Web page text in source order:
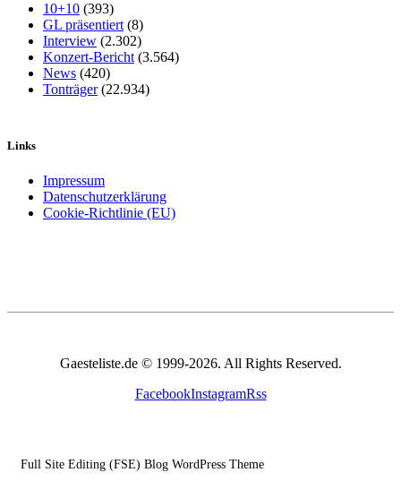
10+10 (393)
GL präsentiert (8)
Interview (2.302)
Konzert-Bericht (3.564)
News (420)
Tonträger(22.934)
Links
Impressum
Datenschutzerklärung
Cookie-Richtlinie (EU)
Gaesteliste.de © 1999-2026. All Rights Reserved.
FacebookInstagramRss
Full Site Editing (FSE) Blog WordPress Theme